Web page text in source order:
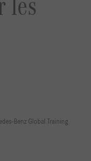
les
Benz Global Training